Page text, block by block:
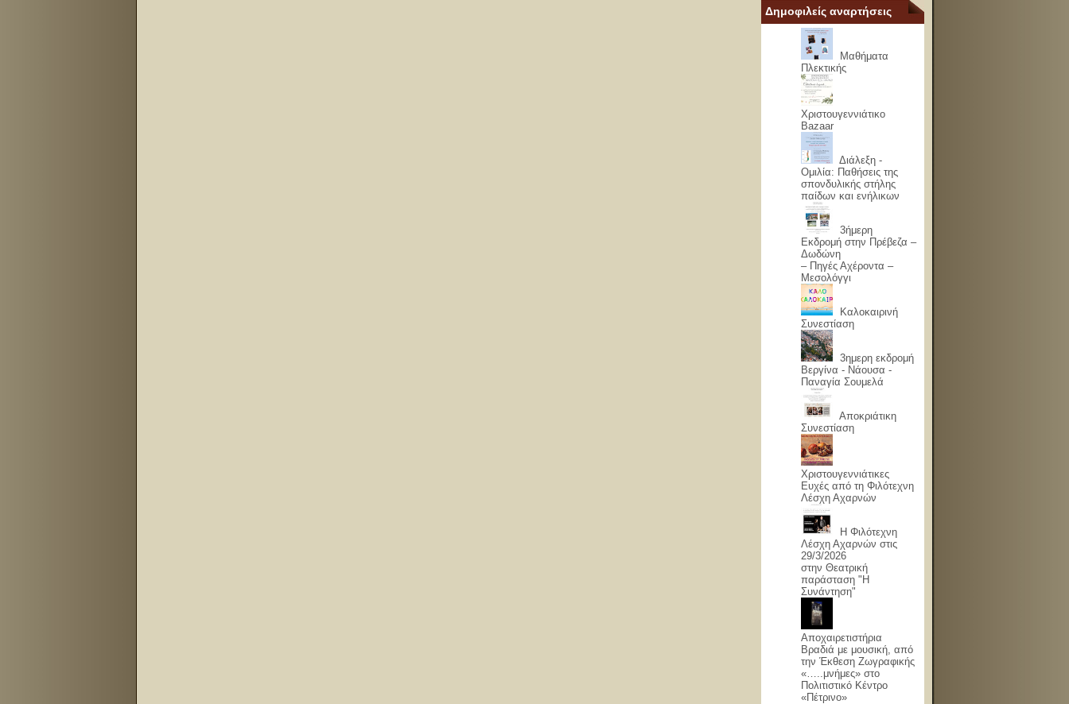
Δημοφιλείς αναρτήσεις
Μαθήματα
Πλεκτικής
Χριστουγεννιάτικο
Bazaar
Διάλεξη -
Ομιλία: Παθήσεις της
σπονδυλικής στήλης
παίδων και ενήλικων
3ήμερη
Εκδρομή στην Πρέβεζα –
Δωδώνη
– Πηγές Αχέροντα –
Μεσολόγγι
Καλοκαιρινή
Συνεστίαση
3ημερη εκδρομή
Βεργίνα - Νάουσα -
Παναγία Σουμελά
Αποκριάτικη
Συνεστίαση
Χριστουγεννιάτικες
Ευχές από τη Φιλότεχνη
Λέσχη Αχαρνών
Η Φιλότεχνη
Λέσχη Αχαρνών στις
29/3/2026
στην Θεατρική
παράσταση "Η
Συνάντηση"
Αποχαιρετιστήρια
Βραδιά με μουσική, από
την Έκθεση Ζωγραφικής
«…..μνήμες» στο
Πολιτιστικό Κέντρο
«Πέτρινο»